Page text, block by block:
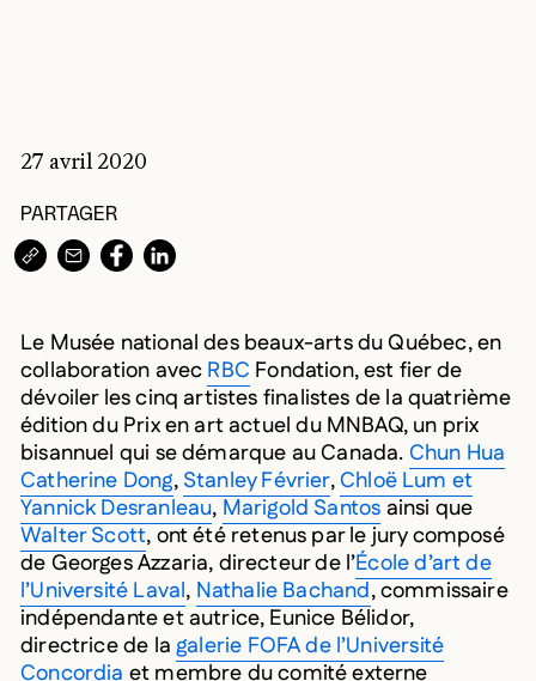
27 avril 2020
PARTAGER
COPIER L’URL DANS LE PRESSE-PAPIERS
PARTAGER PAR COURRIEL
PARTAGER SUR
PARTAGER SUR
Le Musée national des beaux-arts du Québec, en
collaboration avecRBC Fondation, est fier de
dévoiler les cinq artistes finalistes de la quatrième
édition du Prix en art actuel du MNBAQ, un prix
bisannuel qui se démarque au Canada.Chun Hua
Catherine Dong,Stanley Février,Chloë Lum et
Yannick Desranleau, Marigold Santosainsi que
Walter Scott, ont été retenus par le jury composé
de Georges Azzaria, directeur de l’École d’art de
l’Université Laval, Nathalie Bachand, commissaire
indépendante et autrice, Eunice Bélidor,
directrice de lagalerie FOFA de l’Université
Concordia et membre du comité externe